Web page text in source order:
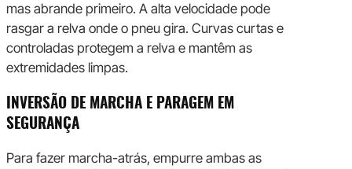
mas abrande primeiro. A alta velocidade pode
rasgar a relva onde o pneu gira. Curvas curtas e
controladas protegem a relva e mantêm as
extremidades limpas.
INVERSÃO DE MARCHA E PARAGEM EM
SEGURANÇA
Para fazer marcha-atrás, empurre ambas as